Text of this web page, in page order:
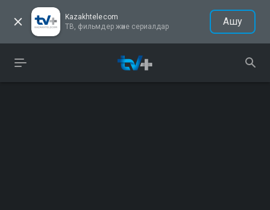
Kazakhtelecom
ТВ, фильмдер және сериалдар
Ашу